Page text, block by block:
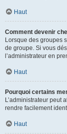
Haut
Comment devenir
Lorsque des groupes
de groupe. Si vous
l’administrateur en
Haut
Pourquoi certains
L’administrateur peut
rendre facilement
Haut